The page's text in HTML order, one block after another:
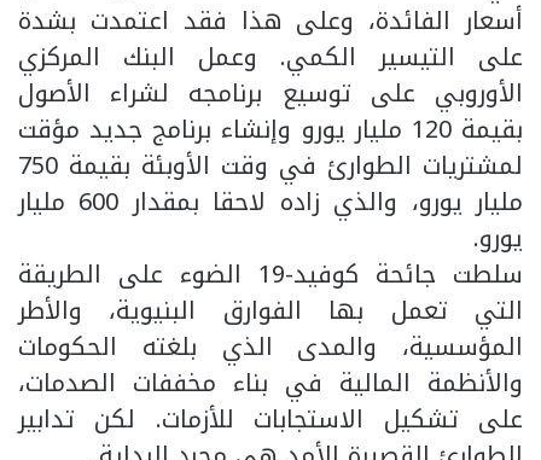
أسعار الفائدة، وعلى هذا فقد اعتمدت بشدة
على التيسير الكمي. وعمل البنك المركزي
الأوروبي على توسيع برنامجه لشراء الأصول
بقيمة 120 مليار يورو وإنشاء برنامج جديد مؤقت
لمشتريات الطوارئ في وقت الأوبئة بقيمة 750
مليار يورو، والذي زاده لاحقا بمقدار 600 مليار
يورو.
سلطت جائحة كوفيد-19 الضوء على الطريقة
التي تعمل بها الفوارق البنيوية، والأطر
المؤسسية، والمدى الذي بلغته الحكومات
والأنظمة المالية في بناء مخففات الصدمات،
على تشكيل الاستجابات للأزمات. لكن تدابير